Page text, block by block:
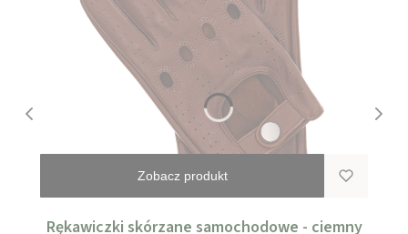
Zobacz produkt
Rękawiczki skórzane samochodowe - ciemny